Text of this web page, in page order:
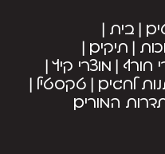
בית
תיקים
חורף מוצרי קיץ
לחגים טקסטיל
המורים